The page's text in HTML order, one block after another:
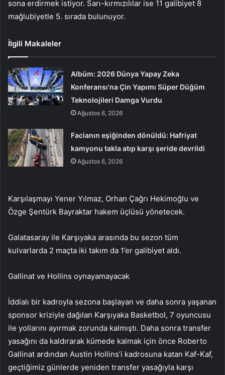
sona erdirmek istiyor. Sarı-kırmızılılar ise 11 galibiyet 8
mağlubiyetle 5. sırada bulunuyor.
İlgili Makaleler
Albüm: 2026 Dünya Yapay Zeka
Konferansı’na Çin Yapımı Süper Düğüm
Teknolojileri Damga Vurdu
Ağustos 6, 2026
Facianın eşiğinden dönüldü: Hafriyat
kamyonu takla atıp karşı şeride devrildi
Ağustos 6, 2026
Karşılaşmayı Yener Yılmaz, Orhan Çağrı Hekimoğlu ve
Özge Şentürk Bayraktar hakem üçlüsü yönetecek.
Galatasaray ile Karşıyaka arasında bu sezon tüm
kulvarlarda 2 maçta iki takım da 1’er galibiyet aldı.
Gallinat ve Hollins oynayamayacak
İddialı bir kadroyla sezona başlayan ve daha sonra yaşanan
sponsor kriziyle dağılan Karşıyaka Basketbol, 7 oyuncusu
ile yollarını ayırmak zorunda kalmıştı. Daha sonra transfer
yasağını da kaldırarak kümede kalmak için önce Roberto
Gallinat ardından Austin Hollins’i kadrosuna katan Kaf-Kaf,
geçtiğimiz günlerde yeniden transfer yasağıyla karşı